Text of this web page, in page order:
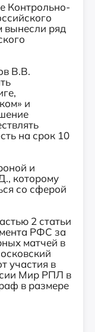
Контрольно-
вынесли ряд
В.В.
и
на срок 10
и
которому
со сферой
2 статьи
РФС за
матчей в
участия в
Мир РПЛ в
в размере